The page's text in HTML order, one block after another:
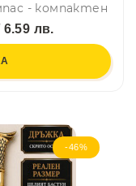
- компактен
6.59 лв.
-46%